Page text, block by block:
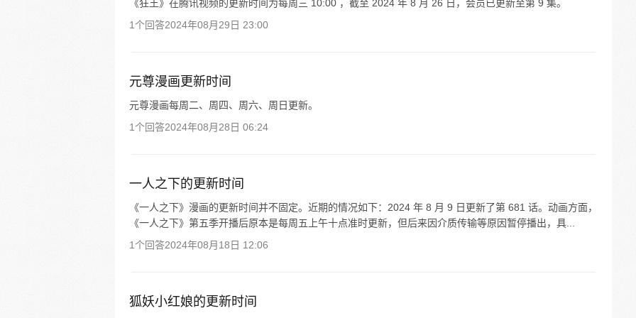
《狂王》在腾讯视频的更新时间为每周三 10:00 ，截至 2024 年 8 月 26 日，会员已更新至第 9 集。
1个回答2024年08月29日 23:00
元尊漫画更新时间
元尊漫画每周二、周四、周六、周日更新。
1个回答2024年08月28日 06:24
一人之下的更新时间
《一人之下》漫画的更新时间并不固定。近期的情况如下：2024 年 8 月 9 日更新了第 681 话。动画方面，
《一人之下》第五季开播后原本是每周五上午十点准时更新，但后来因介质传输等原因暂停播出，具...
1个回答2024年08月18日 12:06
狐妖小红娘的更新时间